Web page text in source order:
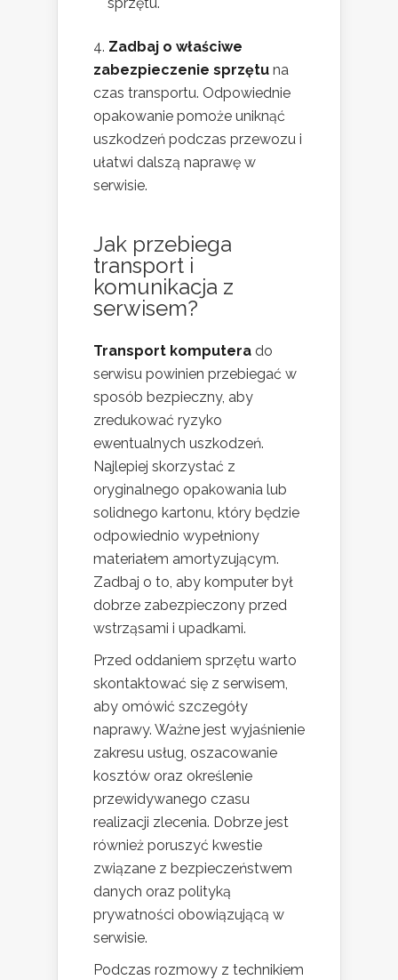
Zadbaj o właściwe
zabezpieczenie sprzętu na
czas transportu. Odpowiednie
opakowanie pomoże uniknąć
uszkodzeń podczas przewozu i
ułatwi dalszą naprawę w
serwisie.
Jak przebiega
transport i
komunikacja z
serwisem?
Transport komputera do
serwisu powinien przebiegać w
sposób bezpieczny, aby
zredukować ryzyko
ewentualnych uszkodzeń.
Najlepiej skorzystać z
oryginalnego opakowania lub
solidnego kartonu, który będzie
odpowiednio wypełniony
materiałem amortyzującym.
Zadbaj o to, aby komputer był
dobrze zabezpieczony przed
wstrząsami i upadkami.
Przed oddaniem sprzętu warto
skontaktować się z serwisem,
aby omówić szczegóły
naprawy. Ważne jest wyjaśnienie
zakresu usług, oszacowanie
kosztów oraz określenie
przewidywanego czasu
realizacji zlecenia. Dobrze jest
również poruszyć kwestie
związane z bezpieczeństwem
danych oraz polityką
prywatności obowiązującą w
serwisie.
Podczas rozmowy z technikiem